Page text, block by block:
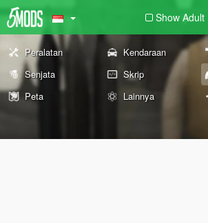
Show Adult
Peralatan Kendaraan
Senjata
Skrip
Peta
Lainnya